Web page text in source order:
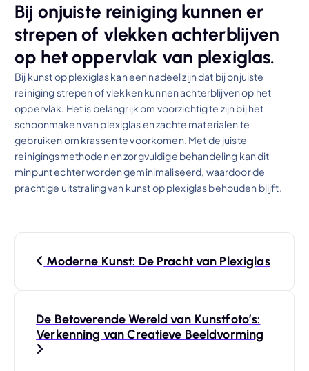
Bij onjuiste reiniging kunnen er
strepen of vlekken achterblijven
op het oppervlak van plexiglas.
Bij kunst op plexiglas kan een nadeel zijn dat bij onjuiste
reiniging strepen of vlekken kunnen achterblijven op het
oppervlak. Het is belangrijk om voorzichtig te zijn bij het
schoonmaken van plexiglas en zachte materialen te
gebruiken om krassen te voorkomen. Met de juiste
reinigingsmethoden en zorgvuldige behandeling kan dit
minpunt echter worden geminimaliseerd, waardoor de
prachtige uitstraling van kunst op plexiglas behouden blijft.
Moderne Kunst: De Pracht van Plexiglas
De Betoverende Wereld van Kunstfoto’s:
Verkenning van Creatieve Beeldvorming